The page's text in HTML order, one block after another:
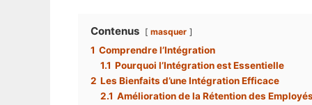
Contenus masquer
1 Comprendre l’Intégration
1.1 Pourquoi l’Intégration est Essentielle
2 Les Bienfaits d’une Intégration Efficace
2.1 Amélioration de la Rétention des Employés